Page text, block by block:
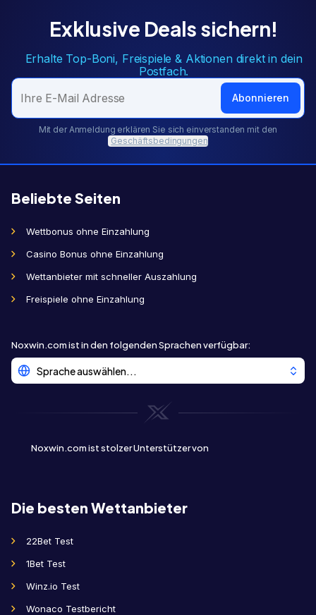
Exklusive Deals sichern!
Erhalte Top-Boni, Freispiele & Aktionen direkt in dein
Postfach.
Abonnieren
Mit der Anmeldung erklären Sie sich einverstanden mit den
Geschäftsbedingungen
Beliebte Seiten
Wettbonus ohne Einzahlung
Casino Bonus ohne Einzahlung
Wettanbieter mit schneller Auszahlung
Freispiele ohne Einzahlung
Die besten Wettanbieter
22Bet Test
1Bet Test
Winz.io Test
Wonaco Testbericht
Noxwin.com ist in den folgenden Sprachen verfügbar:
Sprache auswählen...
Noxwin.com ist stolzer Unterstützer von